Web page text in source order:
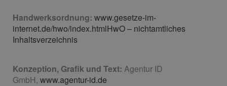
Handwerksordnung: www.gesetze-im-
internet.de/hwo/index.htmlHwO – nichtamtliches
Inhaltsverzeichnis
Konzeption, Grafik und Text: Agentur ID
GmbH, www.agentur-id.de